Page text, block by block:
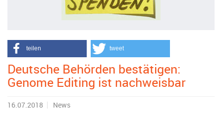
teilen tweet
Deutsche Behörden bestätigen:
Genome Editing ist nachweisbar
16.07.2018
News